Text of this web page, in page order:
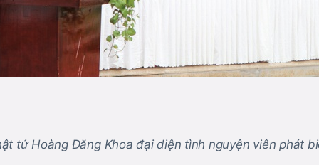
tử Hoàng Đăng Khoa đại diện tình nguyện viên phát